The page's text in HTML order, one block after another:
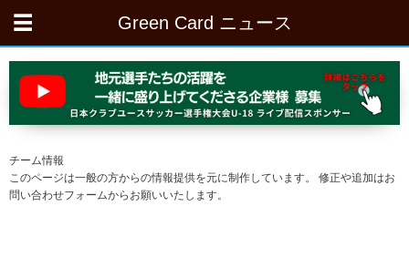
Green Card ニュース
チーム情報
このページは一般の方からの情報提供を元に制作しています。 修正や追加はお
問い合わせフォームからお願いいたします。